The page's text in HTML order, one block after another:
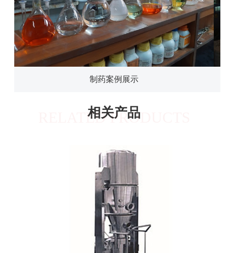
制药案例展示
相关产品
RELATED PRODUCTS